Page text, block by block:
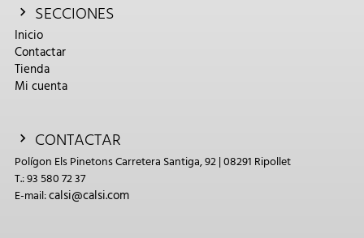
SECCIONES
Inicio
Contactar
Tienda
Mi cuenta
CONTACTAR
Polígon Els Pinetons Carretera Santiga, 92 | 08291 Ripollet
T.: 93 580 72 37
E-mail:calsi@calsi.com